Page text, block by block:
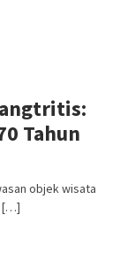
Tahun
objek wisata
[…]